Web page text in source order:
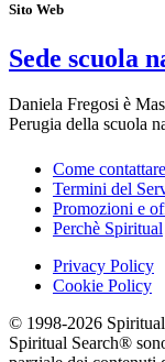
Sito Web
Sede scuola
Daniela Fregosi è
Perugia della scuola
Come
Termini del
Promozioni e
Perchè Spiritual
Privacy Policy
Cookie Policy
© 1998-2026
Spiritual Search®